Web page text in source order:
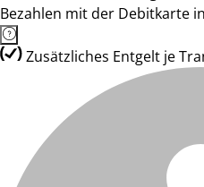
Bezahlen mit der Debitkarte
Zusätzliches Entgelt je